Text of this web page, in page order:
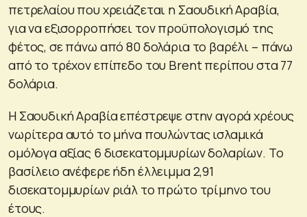
πετρελαίου που χρειάζεται η Σαουδική Αραβία,
για να εξισορροπήσει τον προϋπολογισμό της
φέτος, σε πάνω από 80 δολάρια το βαρέλι – πάνω
από το τρέχον επίπεδο του Brent περίπου στα 77
δολάρια.
Η Σαουδική Αραβία επέστρεψε στην αγορά χρέους
νωρίτερα αυτό το μήνα πουλώντας ισλαμικά
ομόλογα αξίας 6 δισεκατομμυρίων δολαρίων. Το
βασίλειο ανέφερε ήδη έλλειμμα 2,91
δισεκατομμυρίων ριάλ το πρώτο τρίμηνο του
έτους.